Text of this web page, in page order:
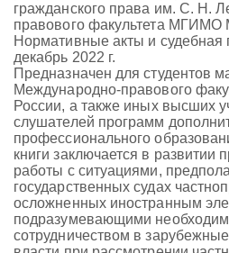
гражданского права им. С. Н.
правового факультета МГИМО
Нормативные акты и судебная
декабрь 2022 г.
Предназначен для студентов
Международно-правового
России, а также иных высших
слушателей программ
профессионального
книги заключается в развитии
работы с ситуациями,
государственных судах
осложненных иностранным
подразумевающими
сотрудничеством в